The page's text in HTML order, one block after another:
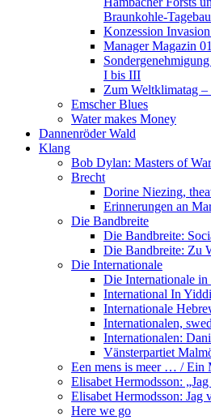
Braunkohle-Tagebau
Konzession
Manager Magazin
I bis III
Zum Weltklimatag –
Emscher Blues
Water makes Money
Dannenröder Wald
Klang
Bob Dylan: Masters of War
Brecht
Dorine Niezing,
Erinnerungen an
Die Bandbreite
Die Bandbreite:
Die Bandbreite: Zu
Die Internationale
Die Internationale in
International In
Internationale
Internationalen,
Internationalen:
Vänsterpartiet
Een mens is meer … / Ein
Elisabet Hermodsson:
Elisabet Hermodsson: Jag
Here we go